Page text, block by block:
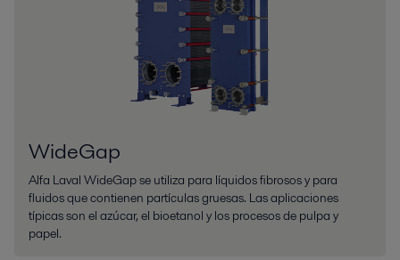
WideGap
Alfa Laval WideGap se utiliza para líquidos fibrosos y para
fluidos que contienen partículas gruesas. Las aplicaciones
típicas son el azúcar, el bioetanol y los procesos de pulpa y
papel.